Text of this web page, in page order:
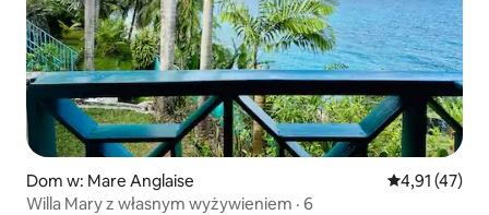
Dom w: Mare Anglaise Średnia
4,91 (47)
Willa Mary z własnym wyżywieniem · 6